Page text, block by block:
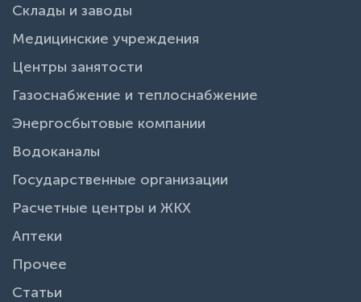
Склады и заводы
Медицинские учреждения
Центры занятости
Газоснабжение и теплоснабжение
Энергосбытовые компании
Водоканалы
Государственные организации
Расчетные центры и ЖКХ
Аптеки
Прочее
Статьи